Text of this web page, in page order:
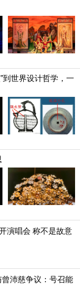
到世界设计哲学，一
演唱会 称不是故意
沛慈争议：号召能